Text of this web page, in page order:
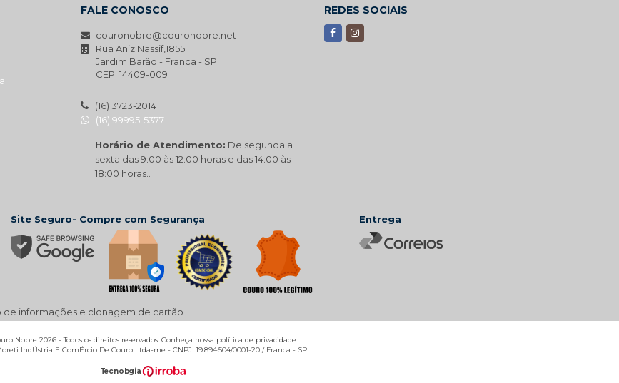
FALE CONOSCO
couronobre@couronobre.net
Rua Aniz Nassif,1855
Jardim Barão - Franca - SP
CEP: 14409-009
(16) 3723-2014
(16) 99995-5377
Horário de Atendimento: De segunda a
sexta das 9:00 às 12:00 horas e das 14:00 às
18:00 horas..
REDES SOCIAIS
Site Seguro- Compre com Segurança Entrega
informações e clonagem de cartão
Nobre 2026 - Todos os direitos reservados. Conheça nossa política de privacidade
IndÚstria E ComÉrcio De Couro Ltda-me - CNPJ: 19.894.504/0001-20 / Franca - SP
Tecnologia